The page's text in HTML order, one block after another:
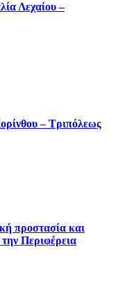
Λεχαίου –
– Τριπόλεως
προστασία και
Περιφέρεια